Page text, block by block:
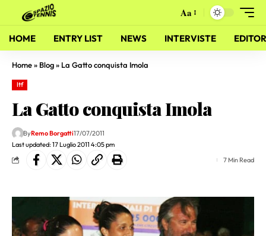
Aa
HOME ENTRY LIST NEWS INTERVISTE
Home» Blog» La Gatto conquista Imola
Itf
La Gatto conquista Imola
Last updated: 17 Luglio 2011 4:05 pm
ByRemo Borgatti17/07/2011
7 Min Read